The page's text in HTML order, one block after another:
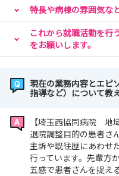
特長や病棟の雰囲気な
これから就職活動を行
をお願いします。
現在の業務内容とエピ
指導など）について教
【埼玉西協同病院 地
退院調整目的の患者さ
主訴や既往歴にあわせ
行っています。先輩方
五感で患者さんを捉え